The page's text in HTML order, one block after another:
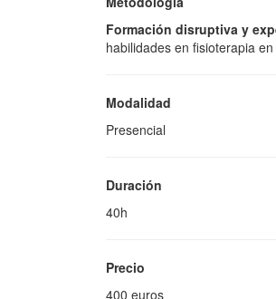
Formación disruptiva y
habilidades en fisioterapia
Modalidad
Presencial
Duración
40h
Precio
400 euros